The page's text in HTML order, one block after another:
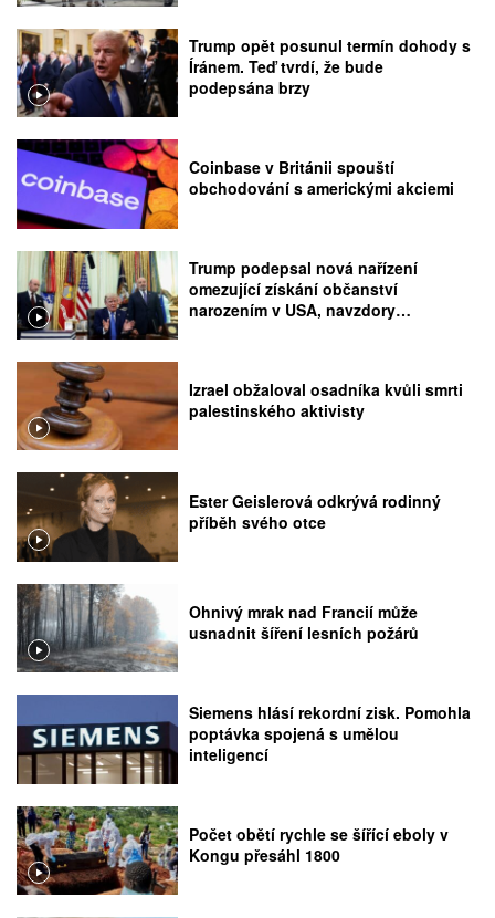
Trump opět posunul termín dohody s
Íránem. Teď tvrdí, že bude
podepsána brzy
Coinbase v Británii spouští
obchodování s americkými akciemi
Trump podepsal nová nařízení
omezující získání občanství
narozením v USA, navzdory
Izrael obžaloval osadníka kvůli smrti
palestinského aktivisty
Ester Geislerová odkrývá rodinný
příběh svého otce
Ohnivý mrak nad Francií může
usnadnit šíření lesních požárů
Siemens hlásí rekordní zisk. Pomohla
poptávka spojená s umělou
inteligencí
Počet obětí rychle se šířící eboly v
Kongu přesáhl 1800